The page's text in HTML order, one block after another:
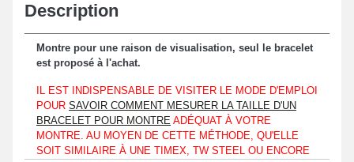
Description
Montre pour une raison de visualisation, seul le bracelet
est proposé à l'achat.
IL EST INDISPENSABLE DE VISITER LE MODE D'EMPLOI
POUR SAVOIR COMMENT MESURER LA TAILLE D'UN
BRACELET POUR MONTRE ADÉQUAT À VOTRE
MONTRE. AU MOYEN DE CETTE MÉTHODE, QU'ELLE
SOIT SIMILAIRE À UNE TIMEX, TW STEEL OU ENCORE